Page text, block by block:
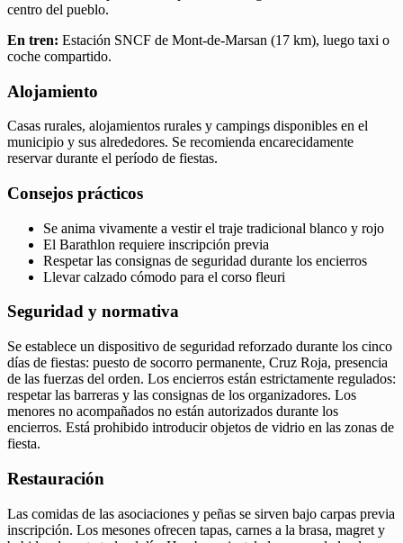
centro del pueblo.
En tren: Estación SNCF de Mont-de-Marsan (17 km), luego taxi o
coche compartido.
Alojamiento
Casas rurales, alojamientos rurales y campings disponibles en el
municipio y sus alrededores. Se recomienda encarecidamente
reservar durante el período de fiestas.
Consejos prácticos
Se anima vivamente a vestir el traje tradicional blanco y rojo
El Barathlon requiere inscripción previa
Respetar las consignas de seguridad durante los encierros
Llevar calzado cómodo para el corso fleuri
Seguridad y normativa
Se establece un dispositivo de seguridad reforzado durante los cinco
días de fiestas: puesto de socorro permanente, Cruz Roja, presencia
de las fuerzas del orden. Los encierros están estrictamente regulados:
respetar las barreras y las consignas de los organizadores. Los
menores no acompañados no están autorizados durante los
encierros. Está prohibido introducir objetos de vidrio en las zonas de
fiesta.
Restauración
Las comidas de las asociaciones y peñas se sirven bajo carpas previa
inscripción. Los mesones ofrecen tapas, carnes a la brasa, magret y